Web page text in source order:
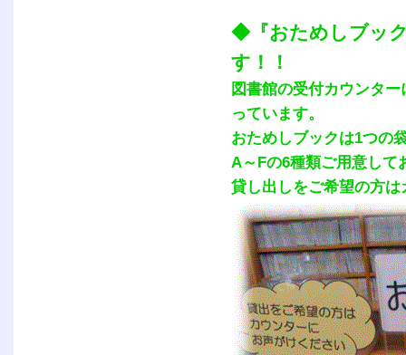
◆『おためしブッ
す！！
図書館の受付カウンタ
っています。
おためしブックは1つの
A～Fの6種類ご用意して
貸し出しをご希望の方